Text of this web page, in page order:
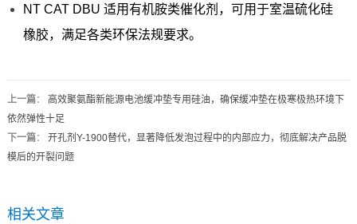
NT CAT DBU 适用有机胺类催化剂，可用于室温硫化硅
橡胶，满足各类环保法规要求。
上一篇： 高效聚氨酯新能源电池缓冲垫专用硅油，确保缓冲垫在极寒极热环境下
依然弹性十足
下一篇： 开孔剂Y-1900替代，显著降低发泡过程中的内部应力，彻底解决产品脱
模后的开裂问题
相关文章